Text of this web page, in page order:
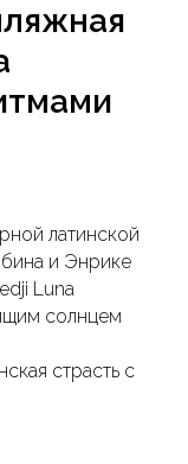
латинской
и Энрике
Luna
солнцем
страсть с